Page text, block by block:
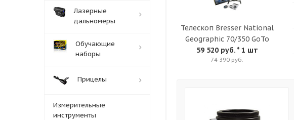
Телескоп Bresser National
Geographic 70/350 GoTo
59 520 руб.* 1 шт
74 390 руб.
Лазерные
дальномеры
Обучающие
наборы
Прицелы
Измерительные
инструменты